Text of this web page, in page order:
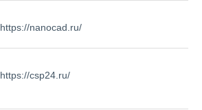
https://nanocad.ru/
https://csp24.ru/